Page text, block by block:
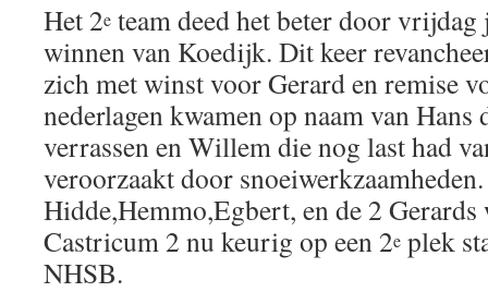
Het 2e team deed het beter door
winnen van Koedijk. Dit keer
zich met winst voor Gerard en remise
nederlagen kwamen op naam van
verrassen en Willem die nog last had
veroorzaakt door snoeiwerkzaamheden.
Hidde,Hemmo,Egbert, en de 2 Gerards
Castricum 2 nu keurig op een 2e plek
NHSB.